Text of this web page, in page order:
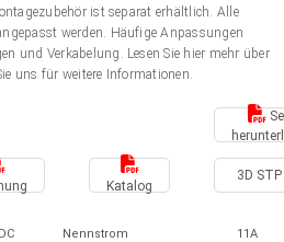
ist separat erhältlich. Alle
werden. Häufige Anpassungen
und Verkabelung. Lesen Sie hier mehr über
uns für weitere Informationen.
Katalog
3D STP
Nennstrom 11A